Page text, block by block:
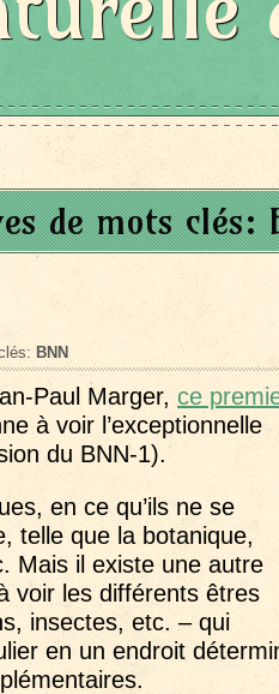
de mots clés:
BNN
Paul Marger, ce
à voir l’exceptionnelle
du BNN-1).
en ce qu’ils ne se
telle que la botanique,
Mais il existe une autre
voir les différents êtres
insectes, etc. – qui
en un endroit